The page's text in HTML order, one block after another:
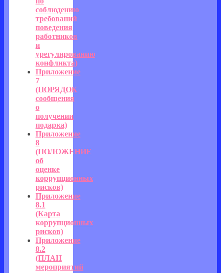
соблюдению
требований
поведения
работников
и
урегулированию
конфликта)
Приложение
7
(ПОРЯДОК
сообщения
о
получении
подарка)
Приложение
8
(ПОЛОЖЕНИЕ
об
оценке
коррупционных
рисков)
Приложение
8.1
(Карта
коррупционных
рисков)
Приложение
8.2
(ПЛАН
мероприятий